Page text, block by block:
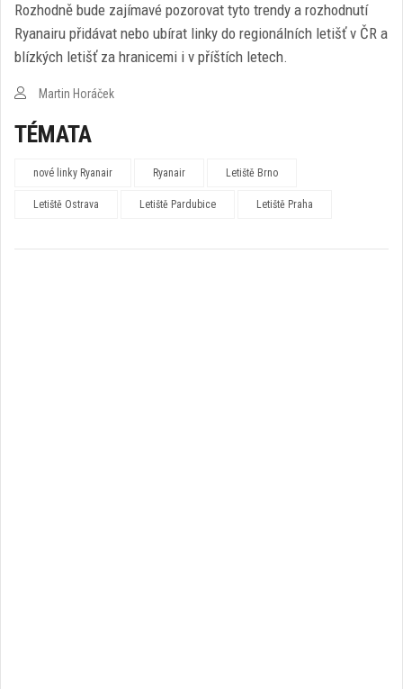
Rozhodně bude zajímavé pozorovat tyto trendy a rozhodnutí
Ryanairu přidávat nebo ubírat linky do regionálních letišť v ČR a
blízkých letišť za hranicemi i v příštích letech.
Martin Horáček
TÉMATA
nové linky Ryanair Ryanair Letiště Brno
Letiště Ostrava Letiště Pardubice Letiště Praha